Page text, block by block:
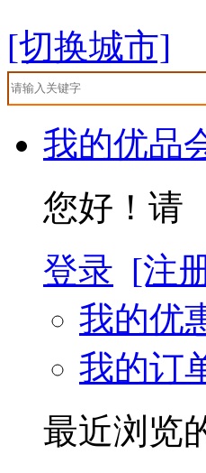
[切换城市]
我的优品
您好！请
登录 [注
我的优
我的订
最近浏览